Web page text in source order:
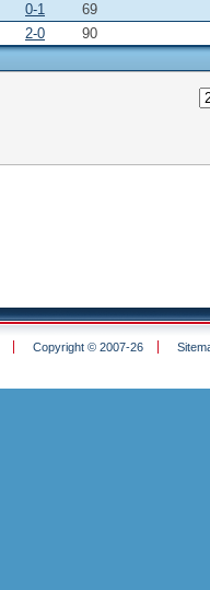
0-1
69
2-0 90
Copyright © 2007-26